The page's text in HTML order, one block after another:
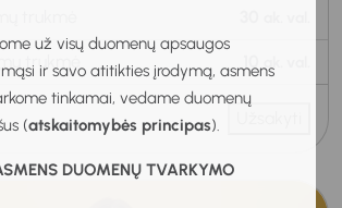
už visų duomenų apsaugos
ir savo atitikties įrodymą, asmens
tinkamai, vedame duomenų
(atskaitomybės principas).
DUOMENŲ TVARKYMO
trukmė
trukmė